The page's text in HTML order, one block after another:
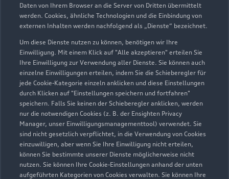
Daten von Ihrem Browser an die Server von Dritten übermittelt
werden. Cookies, ähnliche Technologien und die Einbindung von
externen Inhalten werden nachfolgend als „Dienste“ bezeichnet.
Um diese Dienste nutzen zu können, benötigen wir Ihre
Einwilligung. Mit einem Klick auf "Alle akzeptieren" erteilen Sie
Ihre Einwilligung zur Verwendung aller Dienste. Sie können auch
einzelne Einwilligungen erteilen, indem Sie die Schieberegler für
jede Cookie-Kategorie einzeln anklicken und diese Einstellungen
durch Klicken auf "Einstellungen speichern und fortfahren"
speichern. Falls Sie keinen der Schieberegler anklicken, werden
nur die notwendigen Cookies (z. B. der Ensighten Privacy
Manager, unser Einwilligungsmanagementtool) verwendet. Sie
sind nicht gesetzlich verpflichtet, in die Verwendung von Cookies
einzuwilligen, aber wenn Sie Ihre Einwilligung nicht erteilen,
können Sie bestimmte unserer Dienste möglicherweise nicht
nutzen. Sie können Ihre Cookie-Einstellungen anhand der unten
aufgeführten Kategorien von Cookies verwalten. Sie können Ihre
Servicepartner e-tron
Altonaer Straße 111